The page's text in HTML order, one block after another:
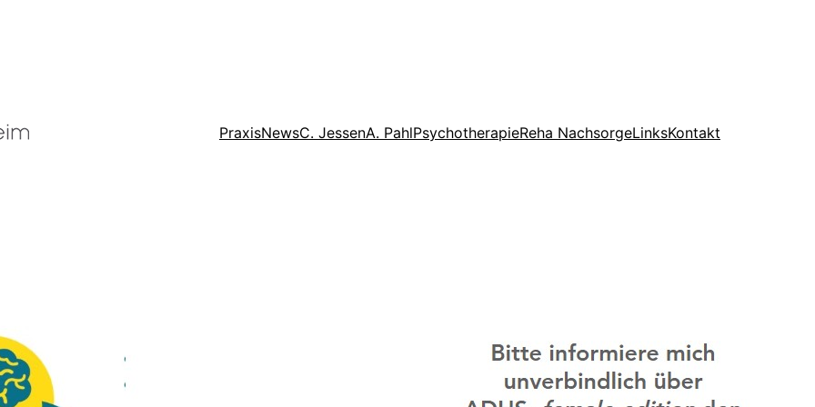
PraxisNewsC. JessenA. PahlPsychotherapieReha NachsorgeLinksKontakt